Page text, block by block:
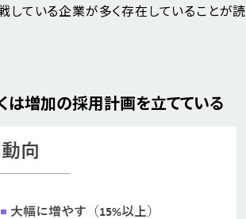
している企業が多く存在していることが読
は増加の採用計画を立てている